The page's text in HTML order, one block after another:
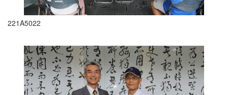
221A5022